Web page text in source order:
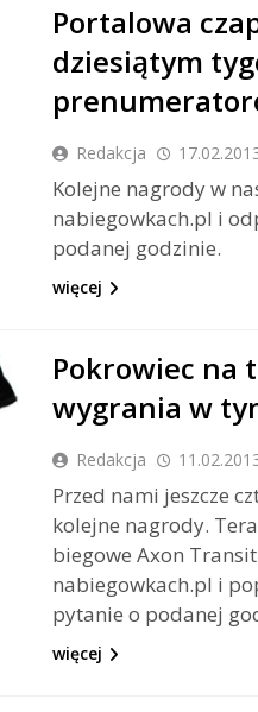
Portalowa
dziesiątym
Redakcja
Kolejne nagrody w
nabiegowkach.pl i
podanej godzinie.
więcej
Pokrowiec na
wygrania w
Redakcja
Przed nami jeszcze
kolejne nagrody.
biegowe Axon
nabiegowkach.pl i
pytanie o podanej
więcej